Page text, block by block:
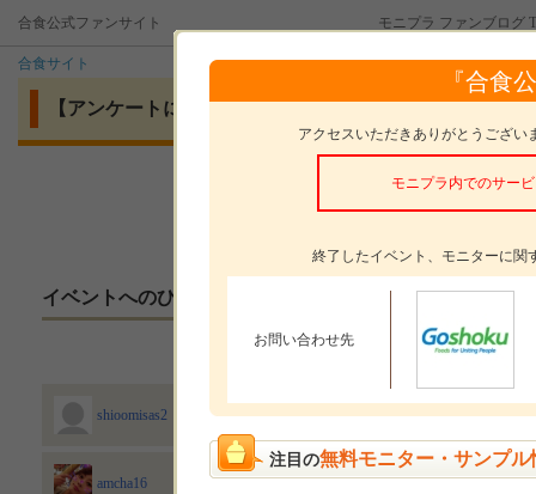
合食公式ファンサイト モニプラ ファンブログ
合食サイト
『合食
アクセスいただきありがとうござい
モニプラ内でのサー
終了したイベント、モニターに関
お問い合わせ先
注目の無料モニター・サンプル
【アンケートに答えて応募！】函館あさひ 荒ほぐし鮭
モニタープレゼント 函館あさ
イベントへのひとこと
shioomisas2 よろしくおねがいします！2022/07/23
amcha16
とても興味深いアンケートでした！鮭と明太子美味